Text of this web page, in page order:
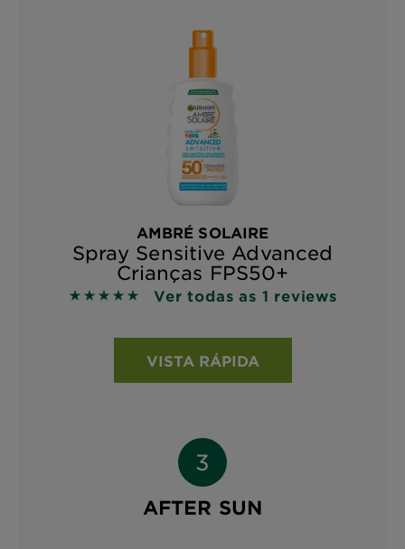
AMBRÉ SOLAIRE
Spray Sensitive Advanced
Crianças FPS50+
5 out of 5 stars based on reviews
Ver todas as 1 reviews
VISTA RÁPIDA
AFTER SUN